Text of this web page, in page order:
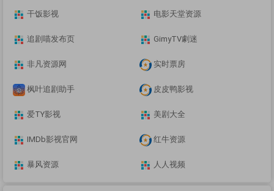
干饭影视 电影天堂资源
追剧喵发布页 GimyTV劇迷
非凡资源网 实时票房
枫叶追剧助手 皮皮鸭影视
爱TY影视 美剧大全
IMDb影视官网 红牛资源
暴风资源 人人视频